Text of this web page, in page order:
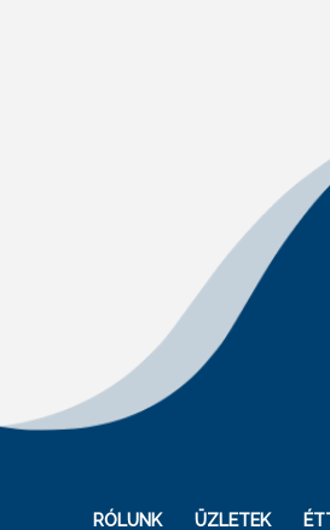
RÓLUNK ÜZLETEK